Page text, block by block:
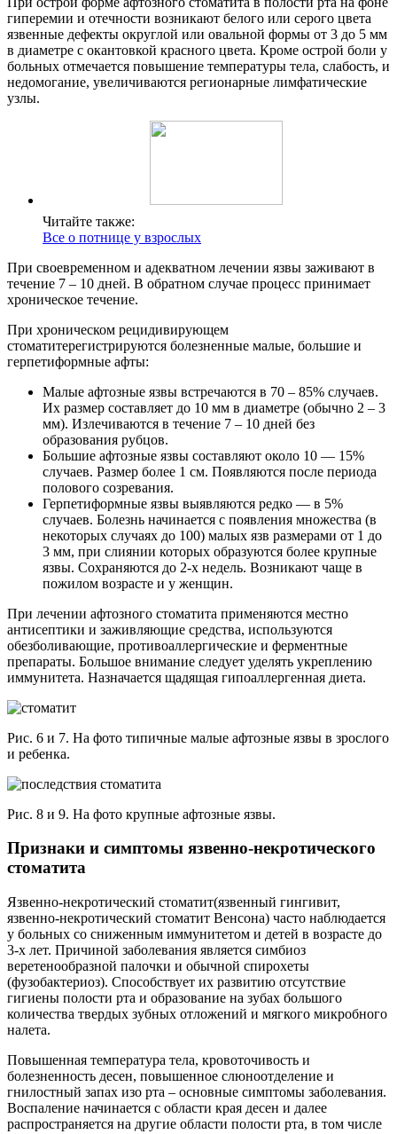
гиперемии и отечности возникают белого или серого цвета
язвенные дефекты округлой или овальной формы от 3 до 5 мм
в диаметре с окантовкой красного цвета. Кроме острой боли у
больных отмечается повышение температуры тела, слабость, и
недомогание, увеличиваются регионарные лимфатические
узлы.
Читайте также:
Все о потнице у взрослых
При своевременном и адекватном лечении язвы заживают в
течение 7 – 10 дней. В обратном случае процесс принимает
хроническое течение.
При хроническом рецидивирующем
стоматитерегистрируются болезненные малые, большие и
герпетиформные афты:
Малые афтозные язвы встречаются в 70 – 85% случаев.
Их размер составляет до 10 мм в диаметре (обычно 2 – 3
мм). Излечиваются в течение 7 – 10 дней без
образования рубцов.
Большие афтозные язвы составляют около 10 — 15%
случаев. Размер более 1 см. Появляются после периода
полового созревания.
Герпетиформные язвы выявляются редко — в 5%
случаев. Болезнь начинается с появления множества (в
некоторых случаях до 100) малых язв размерами от 1 до
3 мм, при слиянии которых образуются более крупные
язвы. Сохраняются до 2-х недель. Возникают чаще в
пожилом возрасте и у женщин.
При лечении афтозного стоматита применяются местно
антисептики и заживляющие средства, используются
обезболивающие, противоаллергические и ферментные
препараты. Большое внимание следует уделять укреплению
иммунитета. Назначается щадящая гипоаллергенная диета.
Рис. 6 и 7. На фото типичные малые афтозные язвы в зрослого
и ребенка.
Рис. 8 и 9. На фото крупные афтозные язвы.
Признаки и симптомы язвенно-некротического
стоматита
Язвенно-некротический стоматит(язвенный гингивит,
язвенно-некротический стоматит Венсона) часто наблюдается
у больных со сниженным иммунитетом и детей в возрасте до
3-х лет. Причиной заболевания является симбиоз
веретенообразной палочки и обычной спирохеты
(фузобактериоз). Способствует их развитию отсутствие
гигиены полости рта и образование на зубах большого
количества твердых зубных отложений и мягкого микробного
налета.
Повышенная температура тела, кровоточивость и
болезненность десен, повышенное слюноотделение и
гнилостный запах изо рта – основные симптомы заболевания.
Воспаление начинается с области края десен и далее
распространяется на другие области полости рта, в том числе